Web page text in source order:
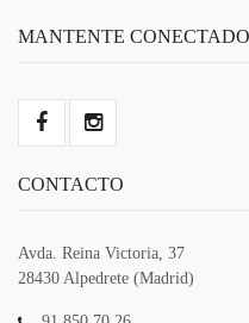
MANTENTE CONECTADO
CONTACTO
Avda. Reina Victoria, 37
28430 Alpedrete (Madrid)